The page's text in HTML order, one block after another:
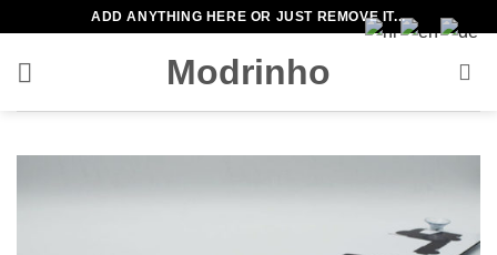
springen
ADD ANYTHING HERE OR JUST REMOVE IT...
Modrinho